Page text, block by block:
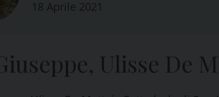
18 Aprile 2021
Ulisse De